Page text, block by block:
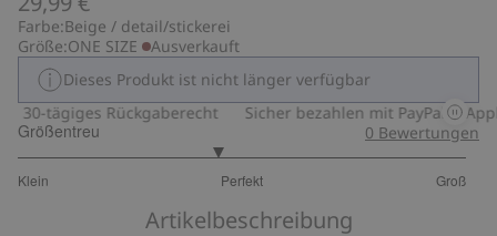
Farbe:Beige / detail/stickerei
Größe:ONE SIZE
Ausverkauft
Dieses Produkt ist nicht länger verfügbar
30-tägiges Rückgaberecht
Sicher bezahlen mit PayPal &
Größentreu
Klein Perfekt Groß
von
0 Bewertungen
Artikelbeschreibung